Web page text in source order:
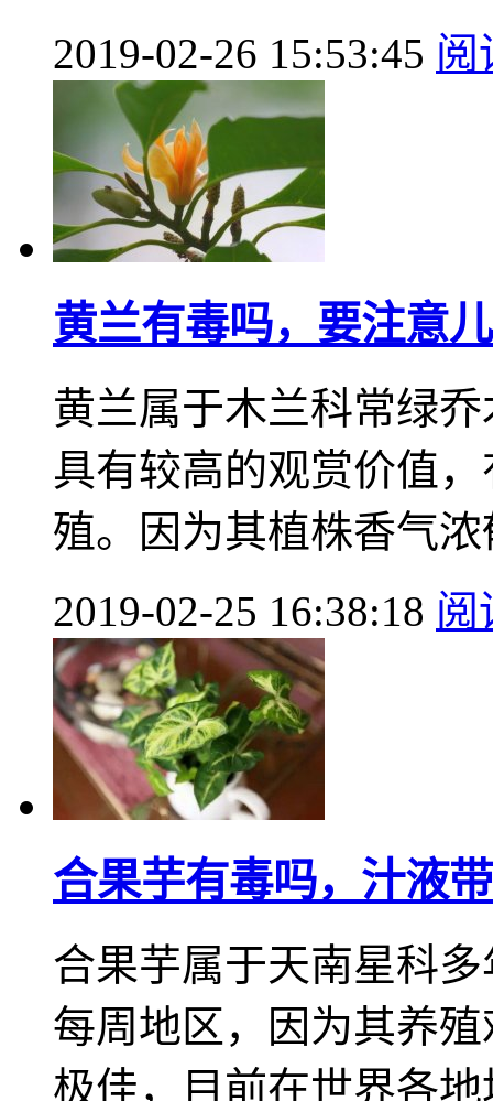
2019-02-26 15:53:45 阅
黄兰有毒吗，要注意
黄兰属于木兰科常绿
具有较高的观赏价值
殖。因为其植株香气浓
2019-02-25 16:38:18 阅
合果芋有毒吗，汁液
合果芋属于天南星科
每周地区，因为其养
极佳，目前在世界各地